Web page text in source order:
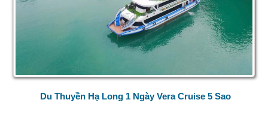
Du Thuyền Hạ Long 1 Ngày Vera Cruise 5 Sao